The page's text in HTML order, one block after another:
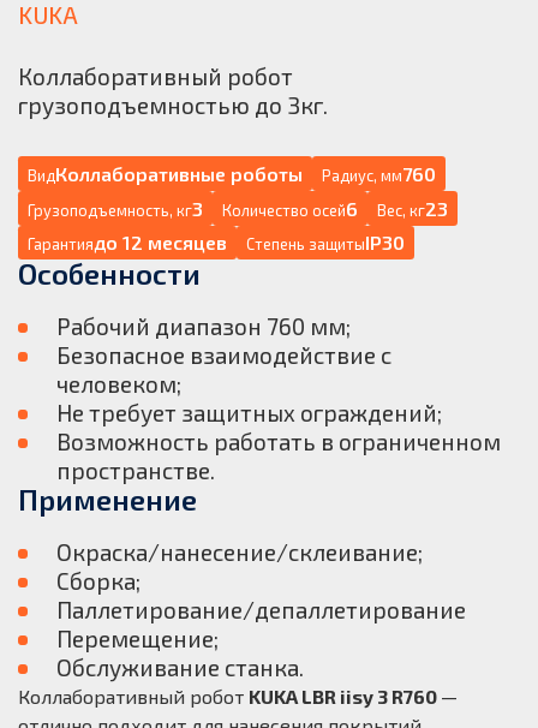
KUKA
Коллаборативный робот
грузоподъемностью до 3кг.
ВидКоллаборативные роботы Радиус, мм760
Грузоподъемность, кг3 Количество осей6 Вес, кг23
Гарантиядо 12 месяцев Степень защитыIP30
Особенности
Рабочий диапазон 760 мм;
Безопасное взаимодействие с
человеком;
Не требует защитных ограждений;
Возможность работать в ограниченном
пространстве.
Применение
Окраска/нанесение/склеивание;
Сборка;
Паллетирование/депаллетирование
Перемещение;
Обслуживание станка.
Коллаборативный робот KUKA LBR iisy 3 R760 —